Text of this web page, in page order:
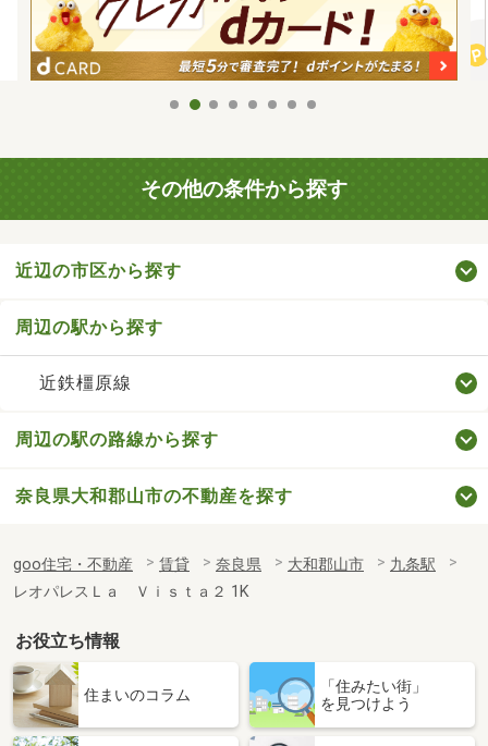
その他の条件から探す
近辺の市区から探す
周辺の駅から探す
近鉄橿原線
周辺の駅の路線から探す
奈良県大和郡山市の不動産を探す
goo住宅・不動産 賃貸 奈良県 大和郡山市
九条駅
レオパレスＬａ Ｖｉｓｔａ２ 1K
お役立ち情報
住まいのコラム
「住みたい街」
を見つけよう